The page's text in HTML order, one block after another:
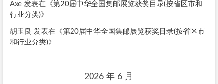
Axe发表在《第20届中华全国集邮展览获奖目录(按省区市和
行业分类)》
胡玉良 发表在《第20届中华全国集邮展览获奖目录(按省区市
和行业分类)》
2026 年 6 月